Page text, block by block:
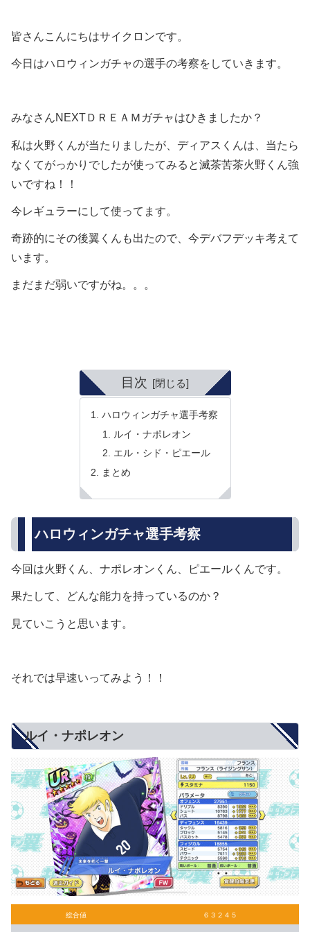
皆さんこんにちはサイクロンです。
今日はハロウィンガチャの選手の考察をしていきます。
みなさんNEXTＤＲＥＡＭガチャはひきましたか？
私は火野くんが当たりましたが、ディアスくんは、当たら
なくてがっかりでしたが使ってみると滅茶苦茶火野くん強
いですね！！
今レギュラーにして使ってます。
奇跡的にその後翼くんも出たので、今デバフデッキ考えて
います。
まだまだ弱いですがね。。。
目次
ハロウィンガチャ選手考察
ルイ・ナポレオン
エル・シド・ピエール
まとめ
ハロウィンガチャ選手考察
今回は火野くん、ナポレオンくん、ピエールくんです。
果たして、どんな能力を持っているのか？
見ていこうと思います。
それでは早速いってみよう！！
ルイ・ナポレオン
総合値 ６３２４５